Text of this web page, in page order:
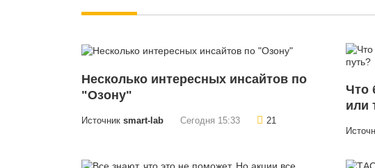
Несколько интересных инсайтов по
"Озону"
Источник smart-lab Сегодня 15:33 21
Что
или